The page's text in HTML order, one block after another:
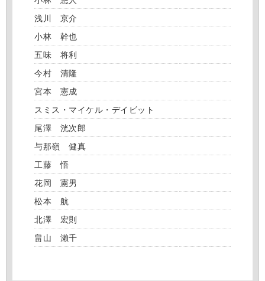
浅川 京介
小林 幹也
五味 将利
今村 清隆
宮本 憲成
スミス・マイケル・デイビット
尾澤 洸次郎
与那嶺 健真
工藤 悟
花岡 憲男
松本 航
北澤 宏則
畠山 瀨千